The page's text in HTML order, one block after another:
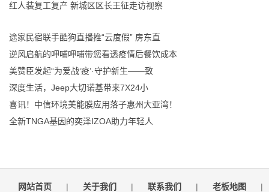
红人装复工复产 新城区区长王征走访视察
途家民宿联手酷狗直播推“云度假” 房东直
逆风启航的呷哺呷哺带您看透疫情后餐饮成本
美赞臣发起“为爱战‘疫’·守护新生——致
深度生活，Jeep大切诺基带来7X24小
喜讯！中信环境美能膜应用落子惠州大亚湾！
全新TNGA基因的奕泽IZOA助力年轻人
网站首页 | 关于我们 | 联系我们 | 老板地图 |